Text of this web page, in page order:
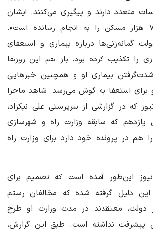
متعدد دارند و پیگیری می‌کنند. ایشان
مقدمات اولیه ۷۰۰ هزار مسکن را به انجام رسانده است».
گمانه‌زنی‌ها درباره بیماری و استعفای
را تکذیب کرده بود، باز هم این روزها
بیماری او و همچنین خبرهایی
برای استعفا به گوش می‌رسد. شاهد ماجرا
که در گزارشی از سرپرستی علی نیکزاد،
که سابقه وزارت راه و شهرسازی
هم در پرونده خود دارد برای وزارت راه
این‌طور آمده است که تصمیم برای
این دلیل گرفته شده که مخالفان رستم
دولت، معتقدند در مدت وزارت او طرح
نداشته است. طبق این گزارش،